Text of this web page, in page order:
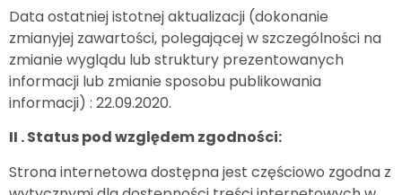
Data ostatniej istotnej aktualizacji (dokonanie
zmianyjej zawartości, polegającej w szczególności na
zmianie wyglądu lub struktury prezentowanych
informacji lub zmianie sposobu publikowania
informacji) : 22.09.2020.
II . Status pod względem zgodności:
Strona internetowa dostępna jest częściowo zgodna z